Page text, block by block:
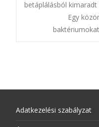
betáplálásból
Egy
Adatkezelési szabályzat